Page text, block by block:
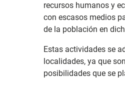
recursos humanos y
con escasos medios
de la población en
Estas actividades se
localidades, ya que
posibilidades que se